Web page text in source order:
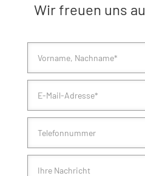
Wir freuen uns